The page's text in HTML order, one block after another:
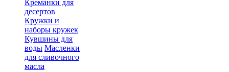
Креманки для
десертов
Кружки и
наборы кружек
Кувшины для
воды Масленки
для сливочного
масла